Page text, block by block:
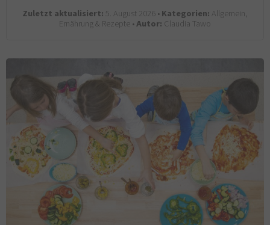
Zuletzt aktualisiert: 5. August 2026 •Kategorien: Allgemein,
Ernährung & Rezepte •Autor: Claudia Tawo